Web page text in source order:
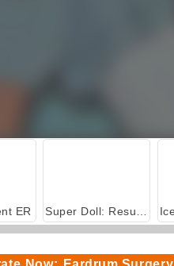
ER Super Doll: Resurrection Emergency